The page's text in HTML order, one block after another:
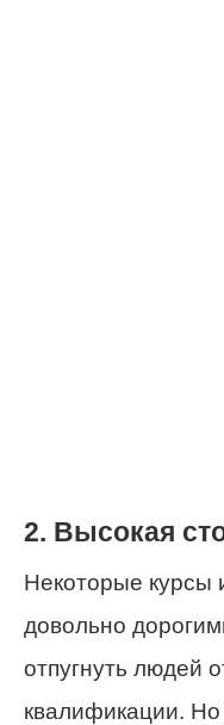
2. Высокая
Некоторые курсы
довольно
отпугнуть людей
квалификации. Но